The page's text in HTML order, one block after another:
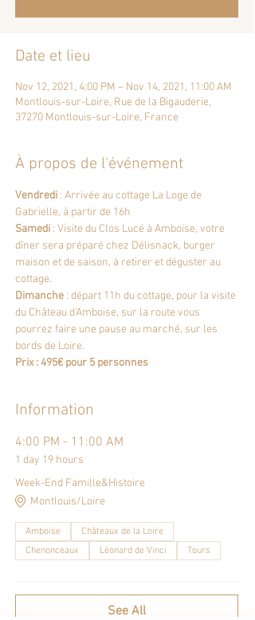
Date et lieu
Nov 12, 2021, 4:00 PM – Nov 14, 2021, 11:00 AM
Montlouis-sur-Loire, Rue de la Bigauderie,
37270 Montlouis-sur-Loire, France
À propos de l'événement
Vendredi : Arrivée au cottage La Loge de
Gabrielle, à partir de 16h
Samedi : Visite du Clos Lucé à Amboise, votre
dîner sera préparé chez Délisnack, burger
maison et de saison, à retirer et déguster au
cottage.
Dimanche : départ 11h du cottage, pour la visite
du Château d'Amboise, sur la route vous
pourrez faire une pause au marché, sur les
bords de Loire.
Prix : 495€ pour 5 personnes
Information
4:00 PM - 11:00 AM
1 day 19 hours
Week-End Famille&Histoire
Montlouis/Loire
Amboise
Châteaux de la Loire
Chenonceaux
Léonard de Vinci Tours
See All